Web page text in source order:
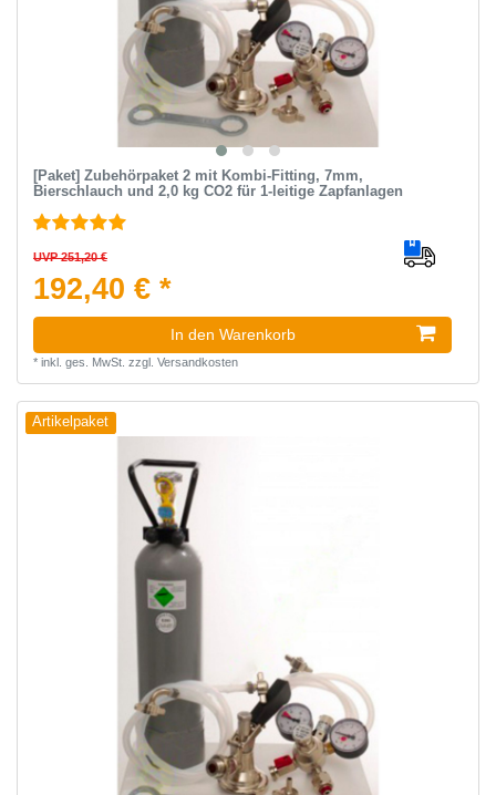
[Paket] Zubehörpaket 2 mit Kombi-Fitting, 7mm,
Bierschlauch und 2,0 kg CO2 für 1-leitige Zapfanlagen
UVP 251,20 €
192,40 € *
In den Warenkorb
* inkl. ges. MwSt. zzgl. Versandkosten
Artikelpaket